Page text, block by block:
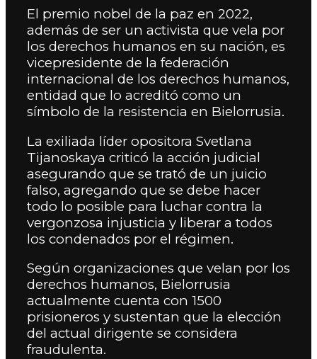
El premio nobel de la paz en 2022,
además de ser un activista que vela por
los derechos humanos en su nación, es
vicepresidente de la federación
internacional de los derechos humanos,
entidad que lo acreditó como un
símbolo de la resistencia en Bielorrusia.
La exiliada líder opositora Svetlana
Tijanoskaya criticó la acción judicial
asegurando que se trató de un juicio
falso, agregando que se debe hacer
todo lo posible para luchar contra la
vergonzosa injusticia y liberar a todos
los condenados por el régimen.
Según organizaciones que velan por los
derechos humanos, Bielorrusia
actualmente cuenta con 1500
prisioneros y sustentan que la elección
del actual dirigente se considera
fraudulenta.